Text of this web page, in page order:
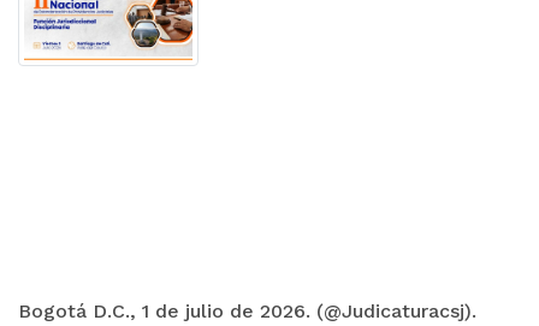
Bogotá D.C., 1 de julio de 2026. (@Judicaturacsj).